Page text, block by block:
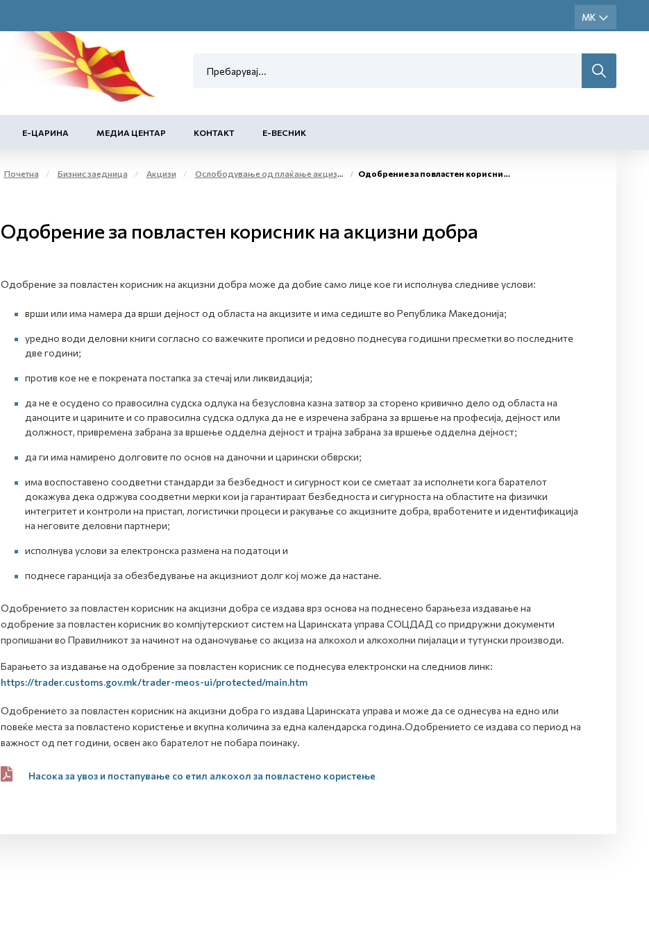
Е-ЦАРИНА МЕДИА ЦЕНТАР КОНТАКТ Е-ВЕСНИК
Почетна Бизнис заедница Акцизи Ослободување од плаќање акциза и повластено користење на акцизни добра Одобрение за повластен корисник на акцизни добра
Одобрение за повластен корисник на акцизни добра
Одобрение за повластен корисник на акцизни добра може да добие само лице кое ги исполнува следниве услови:
врши или има намера да врши дејност од областа на акцизите и има седиште во Република Македонија;
уредно води деловни книги согласно со важечките прописи и редовно поднесува годишни пресметки во последните
две години;
против кое не е покрената постапка за стечај или ликвидација;
да не е осудено со правосилна судска одлука на безусловна казна затвор за сторено кривично дело од областа на
даноците и царините и со правосилна судска одлука да не е изречена забрана за вршење на професија, дејност или
должност, привремена забрана за вршење одделна дејност и трајна забрана за вршење одделна дејност;
да ги има намирено долговите по основ на даночни и царински обврски;
има воспоставено соодветни стандарди за безбедност и сигурност кои се сметаат за исполнети кога барателот
докажува дека одржува соодветни мерки кои ја гарантираат безбедноста и сигурноста на областите на физички
интегритет и контроли на пристап, логистички процеси и ракување со акцизните добра, вработените и идентификација
на неговите деловни партнери;
исполнува услови за електронска размена на податоци и
поднесе гаранција за обезбедување на акцизниот долг кој може да настане.
Одобрението за повластен корисник на акцизни добра се издава врз основа на поднесено барањеза издавање на
одобрение за повластен корисник во компјутерскиот систем на Царинската управа СОЦДАД со придружни документи
пропишани во Правилникот за начинот на оданочување со акциза на алкохол и алкохолни пијалаци и тутунски производи.
Барањето за издавање на одобрение за повластен корисник се поднесува електронски на следниов линк:
https://trader.customs.gov.mk/trader-meos-ui/protected/main.htm
Одобрението за повластен корисник на акцизни добра го издава Царинската управа и може да се однесува на едно или
повеќе места за повластено користење и вкупна количина за една календарска година.Одобрението се издава со период на
важност од пет години, освен ако барателот не побара поинаку.
Насока за увоз и постапување со етил алкохол за повластено користење